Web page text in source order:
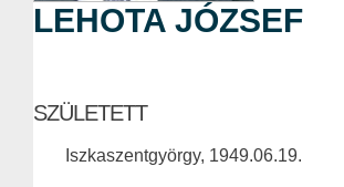
LEHOTA JÓZSEF
SZÜLETETT
Iszkaszentgyörgy, 1949.06.19.